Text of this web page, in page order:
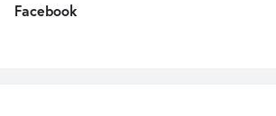
Facebook